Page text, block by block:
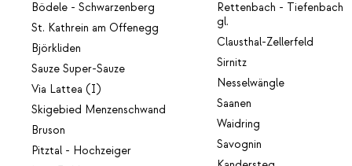
Bödele - Schwarzenberg
St. Kathrein am Offenegg
Björkliden
Sauze Super-Sauze
Via Lattea (I)
Skigebied Menzenschwand
Bruson
Pitztal - Hochzeiger
Rettenbach - Tiefenbach
gl.
Clausthal-Zellerfeld
Sirnitz
Nesselwängle
Saanen
Waidring
Savognin